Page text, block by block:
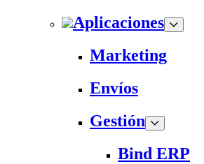
Aplicaciones
Marketing
Envíos
Gestión
Bind ERP